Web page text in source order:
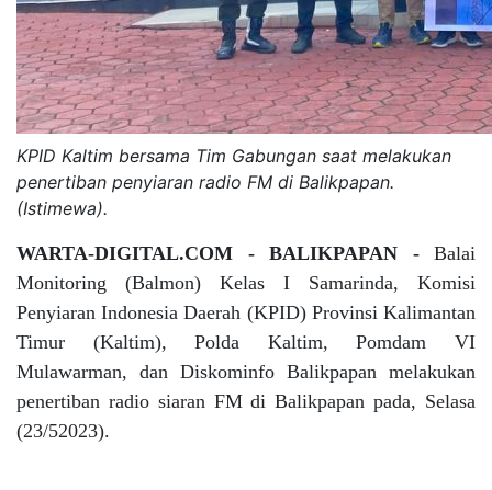
KPID Kaltim bersama Tim Gabungan saat melakukan
penertiban penyiaran radio FM di Balikpapan.
(Istimewa).
WARTA-DIGITAL.COM - BALIKPAPAN - Balai
Monitoring (Balmon) Kelas I Samarinda, Komisi
Penyiaran Indonesia Daerah (KPID) Provinsi Kalimantan
Timur (Kaltim), Polda Kaltim, Pomdam VI
Mulawarman, dan Diskominfo Balikpapan melakukan
penertiban radio siaran FM di Balikpapan pada, Selasa
(23/52023).